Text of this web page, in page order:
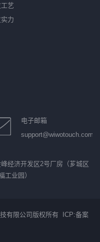
艺
力
电子邮箱
support@wiwotouch.com
经济开发区2号厂房（芗城区
工业园）
有限公司版权所有 ICP:备案